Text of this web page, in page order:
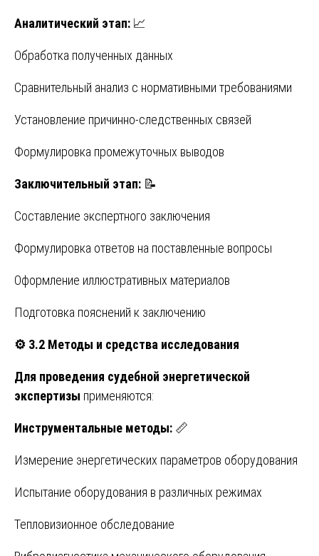
Аналитический этап: 📈
Обработка полученных данных
Сравнительный анализ с нормативными требованиями
Установление причинно-следственных связей
Формулировка промежуточных выводов
Заключительный этап: 📝
Составление экспертного заключения
Формулировка ответов на поставленные вопросы
Оформление иллюстративных материалов
Подготовка пояснений к заключению
⚙️ 3.2 Методы и средства исследования
Для проведения судебной энергетической
экспертизы применяются:
Инструментальные методы: 📏
Измерение энергетических параметров оборудования
Испытание оборудования в различных режимах
Тепловизионное обследование